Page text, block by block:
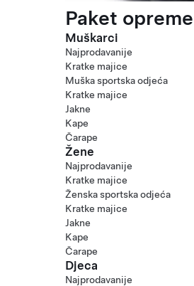
Paket
Muškarci
Najprodavanije
Kratke majice
Muška sportska odjeća
Kratke majice
Jakne
Kape
Čarape
Žene
Najprodavanije
Kratke majice
Ženska sportska odjeća
Kratke majice
Jakne
Kape
Čarape
Djeca
Najprodavanije